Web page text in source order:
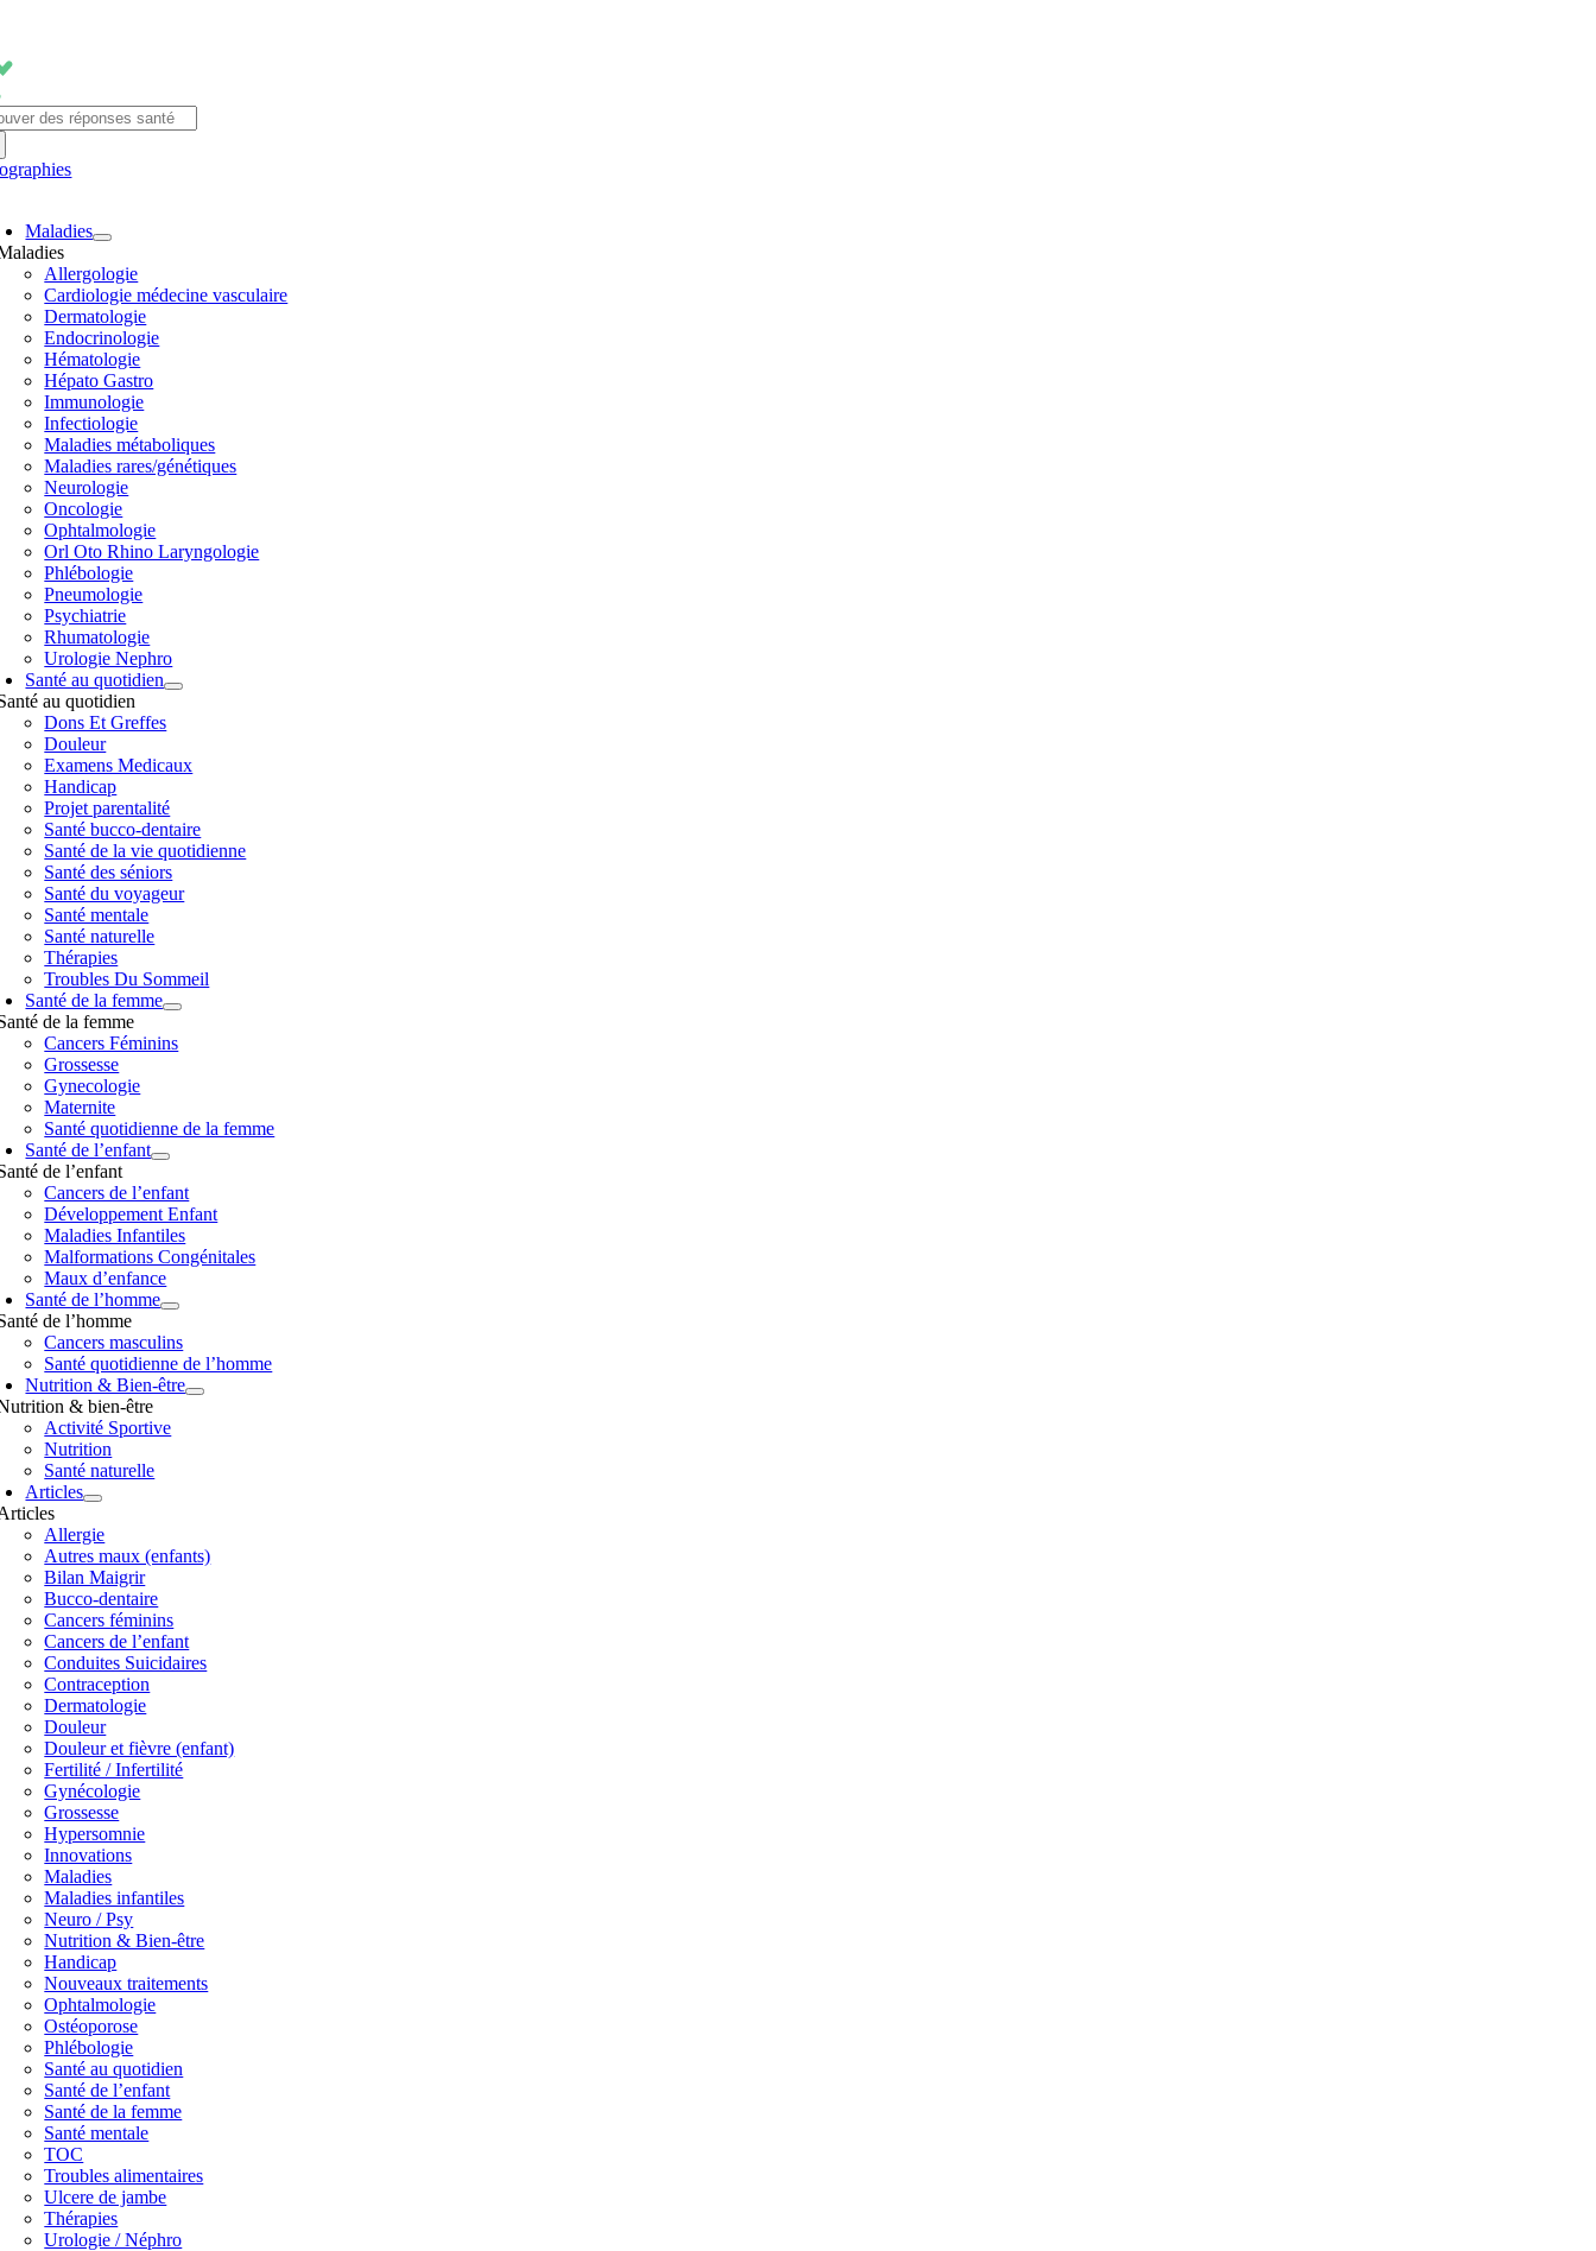
contenu
Maladies
Allergologie
Cardiologie médecine vasculaire
Dermatologie
Endocrinologie
Hématologie
Hépato Gastro
Immunologie
Infectiologie
Maladies métaboliques
Maladies rares/génétiques
Neurologie
Oncologie
Ophtalmologie
Orl Oto Rhino Laryngologie
Phlébologie
Pneumologie
Psychiatrie
Rhumatologie
Urologie Nephro
Santé au quotidien
au quotidien
Dons Et Greffes
Douleur
Examens Medicaux
Handicap
Projet parentalité
Santé bucco-dentaire
Santé de la vie quotidienne
Santé des séniors
Santé du voyageur
Santé mentale
Santé naturelle
Thérapies
Troubles Du Sommeil
Santé de la femme
de la femme
Cancers Féminins
Grossesse
Gynecologie
Maternite
Santé quotidienne de la femme
Santé de l’enfant
de l’enfant
Cancers de l’enfant
Développement Enfant
Maladies Infantiles
Malformations Congénitales
Maux d’enfance
Santé de l’homme
de l’homme
Cancers masculins
Santé quotidienne de l’homme
Nutrition & Bien-être
& bien-être
Activité Sportive
Nutrition
Santé naturelle
Articles
Allergie
Autres maux (enfants)
Bilan Maigrir
Bucco-dentaire
Cancers féminins
Cancers de l’enfant
Conduites Suicidaires
Contraception
Dermatologie
Douleur
Douleur et fièvre (enfant)
Fertilité / Infertilité
Gynécologie
Grossesse
Hypersomnie
Innovations
Maladies
Maladies infantiles
Neuro / Psy
Nutrition & Bien-être
Handicap
Nouveaux traitements
Ophtalmologie
Ostéoporose
Phlébologie
Santé au quotidien
Santé de l’enfant
Santé de la femme
Santé mentale
TOC
Troubles alimentaires
Ulcere de jambe
Thérapies
Urologie / Néphro